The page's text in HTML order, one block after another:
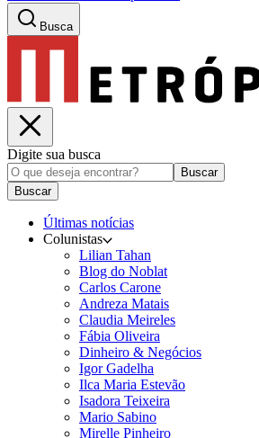
Busca
Digite sua busca
Buscar
Buscar
Últimas notícias
Colunistas
Lilian Tahan
Blog do Noblat
Carlos Carone
Andreza Matais
Claudia Meireles
Fábia Oliveira
Dinheiro & Negócios
Igor Gadelha
Ilca Maria Estevão
Isadora Teixeira
Mario Sabino
Mirelle Pinheiro